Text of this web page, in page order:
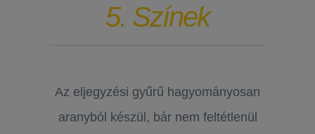
5. Színek
Az eljegyzési gyűrű hagyományosan
aranyból készül, bár nem feltétlenül